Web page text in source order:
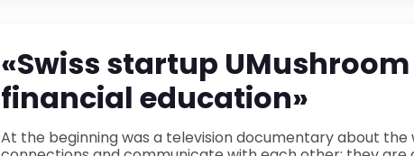
«Swiss startup
financial education»
At the beginning was a television documentary about